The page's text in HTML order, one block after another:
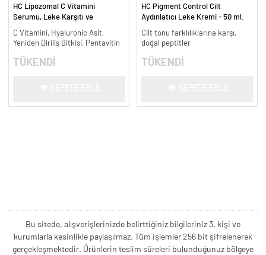
HC Lipozomal C Vitamini
Serumu, Leke Karşıtı ve
C Vitamini, Hyaluronic Asit,
Yeniden Diriliş Bitkisi, Pentavitin
TÜKENDİ
HC Pigment Control Cilt
Aydınlatıcı Leke Kremi - 50 ml.
Cilt tonu farklılıklarına karşı,
doğal peptitler
TÜKENDİ
Bu sitede, alışverişlerinizde belirttiğiniz bilgileriniz 3. kişi ve
kurumlarla kesinlikle paylaşılmaz. Tüm işlemler 256 bit şifrelenerek
gerçekleşmektedir. Ürünlerin teslim süreleri bulunduğunuz bölgeye